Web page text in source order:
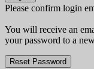
Please confirm login
You will receive an
your password to a